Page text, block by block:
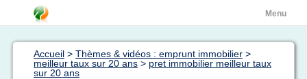
Menu
Accueil > Thèmes & vidéos : emprunt immobilier >
meilleur taux sur 20 ans > pret immobilier meilleur taux
sur 20 ans